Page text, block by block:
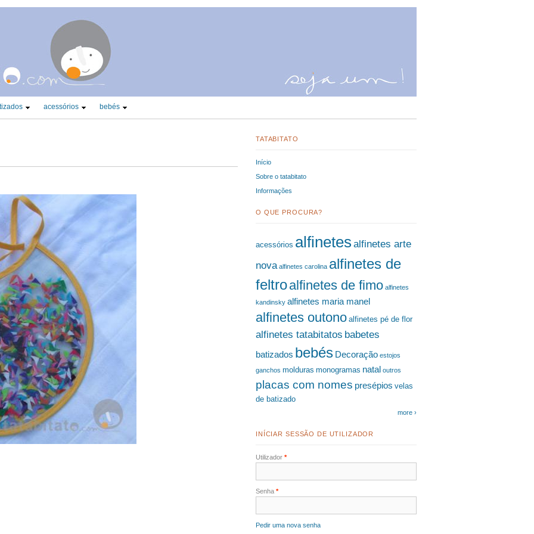
acessórios bebés
TATABITATO
Início
Sobre o tatabitato
Informações
O QUE PROCURA?
acessórios alfinetes alfinetes arte
nova alfinetes carolina alfinetes de
feltroalfinetes de fimo alfinetes
kandinsky alfinetes maria manel
alfinetes outono alfinetes pé de flor
alfinetes tatabitatos babetes
batizados bebés Decoração estojos
ganchos molduras monogramas natal outros
placas com nomes presépios velas
de batizado
more ›
INÍCIAR SESSÃO DE UTILIZADOR
Utilizador *
Senha *
Pedir uma nova senha